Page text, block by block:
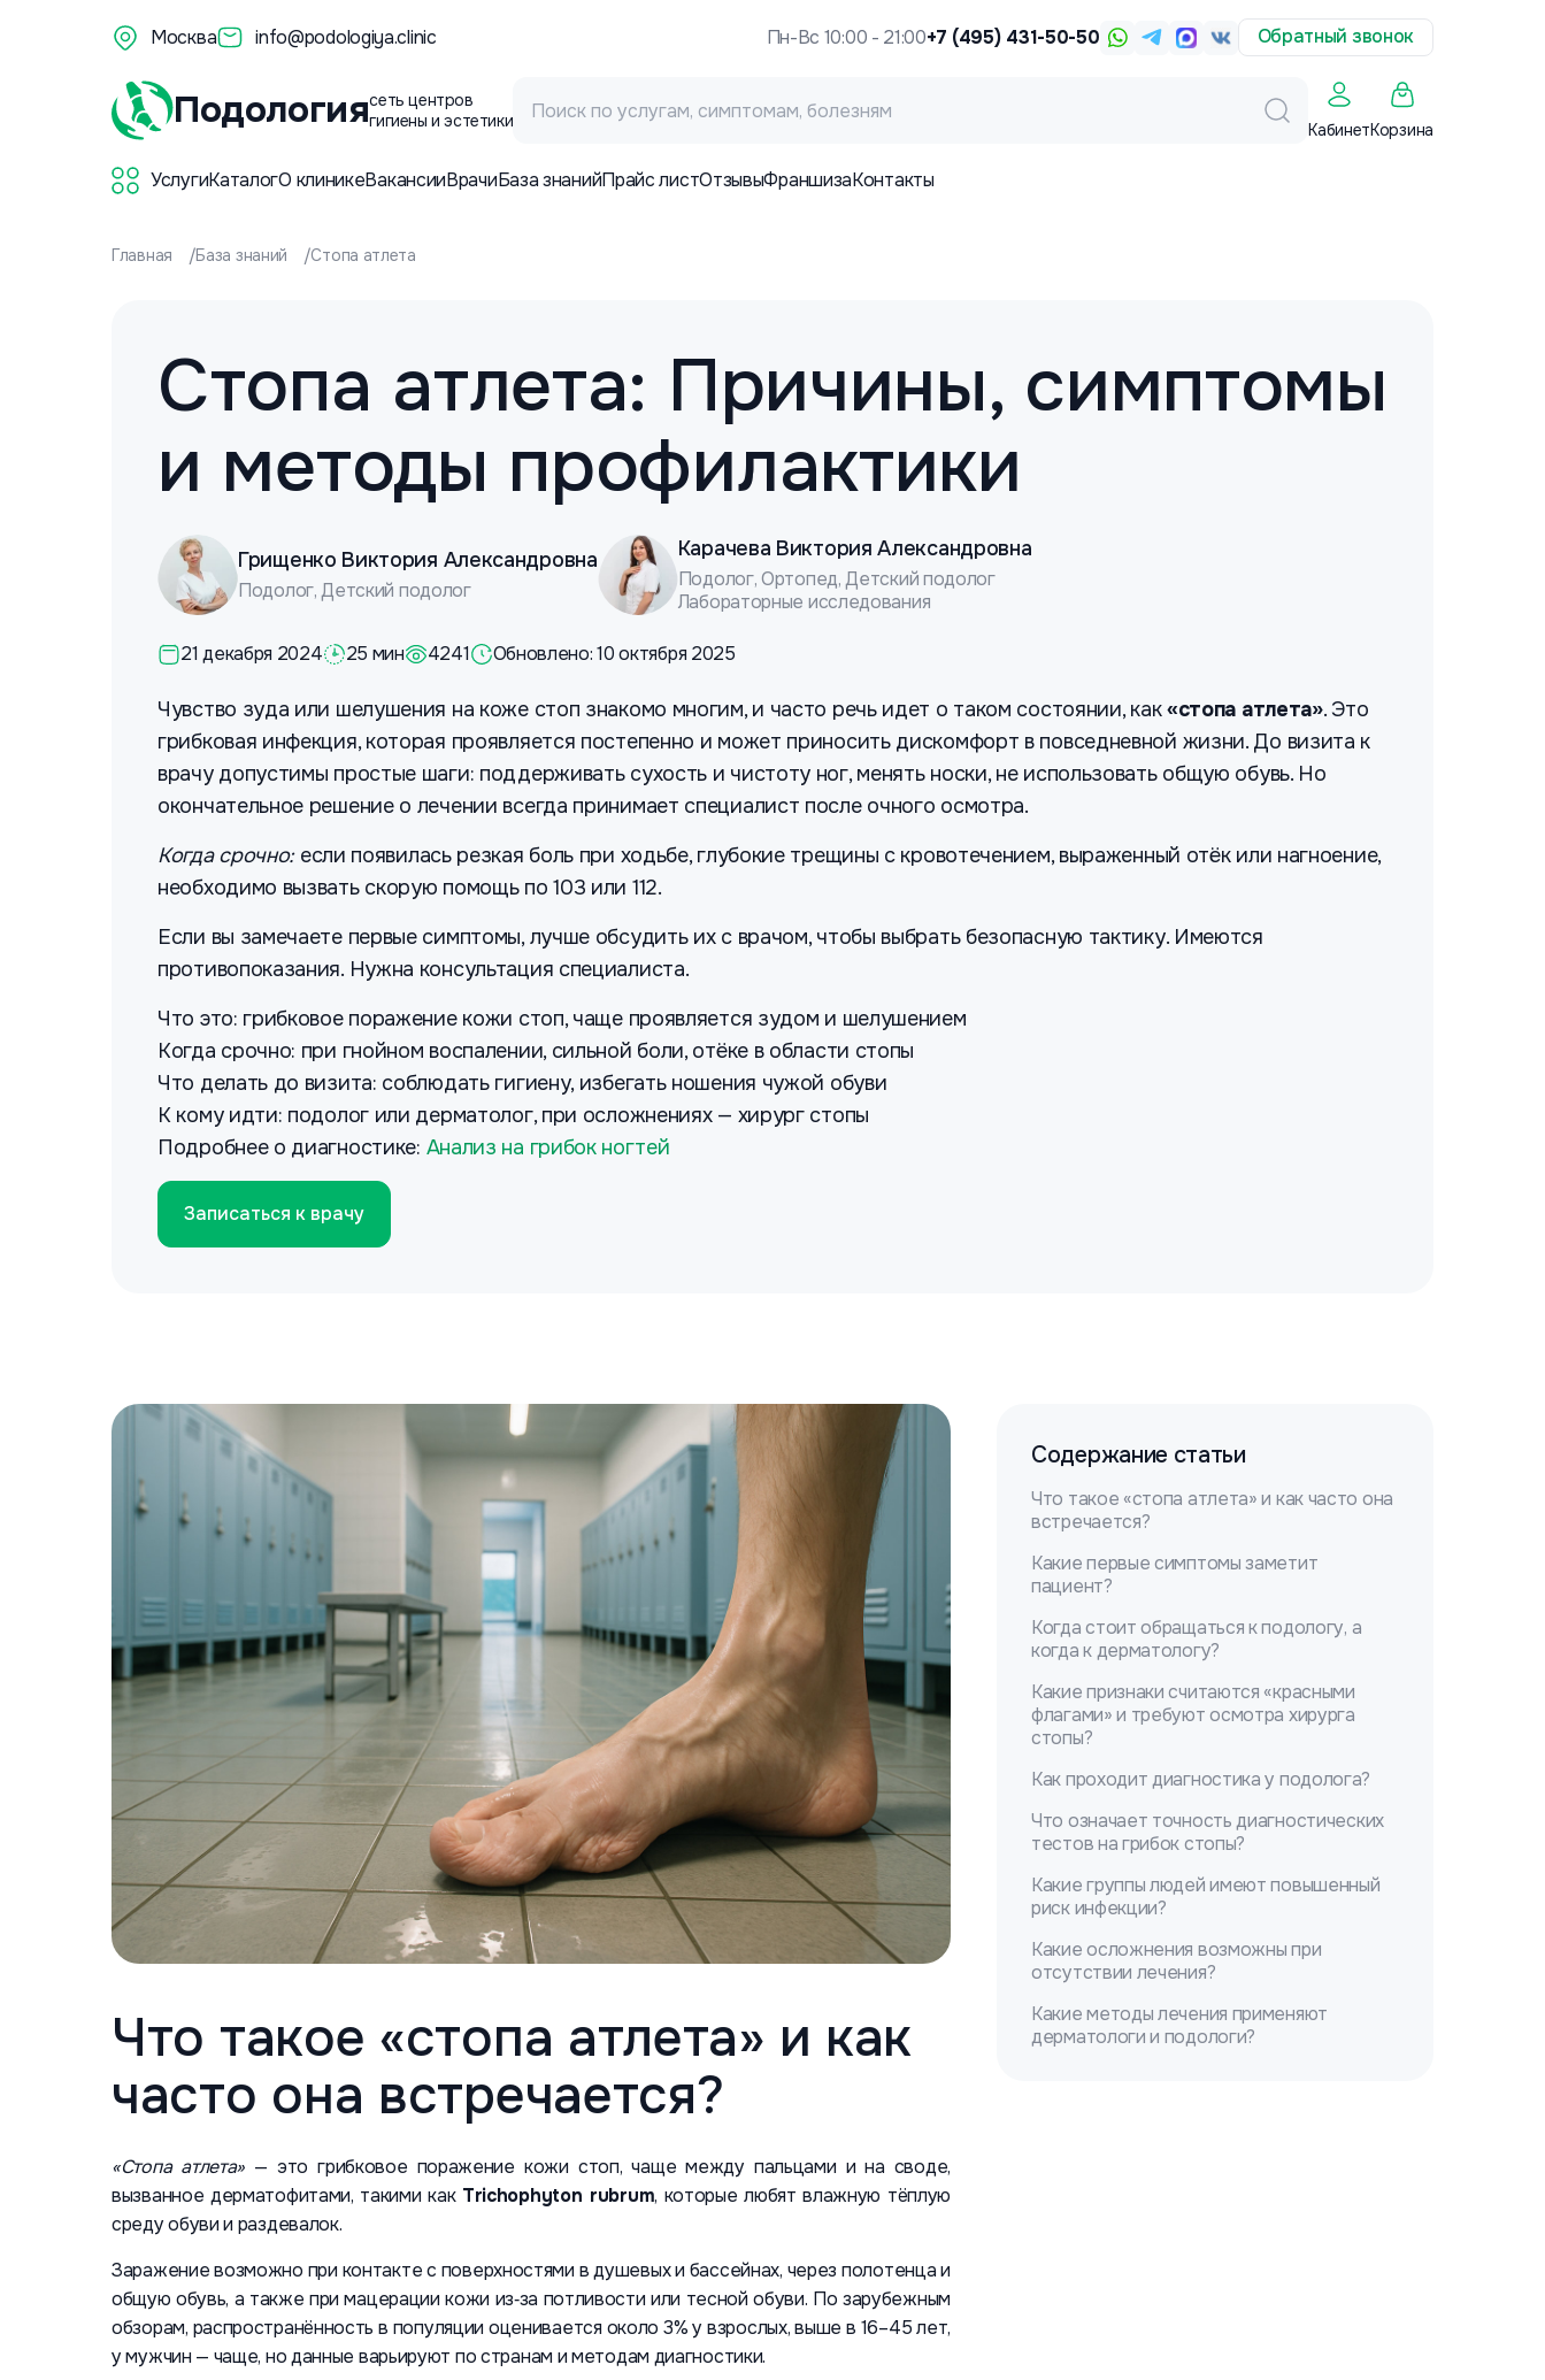
Москва info@podologiya.clinic Пн-Вс 10:00 - 21:00+7 (495) 431-50-50 Обратный звонок
Подологиясеть центров
гигиены и эстетики
КабинетКорзина
УслугиКаталогО клиникеВакансииВрачиБаза знанийПрайс листОтзывыФраншизаКонтакты
Главная База знаний Стопа атлета
Стопа атлета: Причины, симптомы
и методы профилактики
Грищенко Виктория Александровна
Подолог, Детский подолог
Карачева Виктория Александровна
Подолог, Ортопед, Детский подолог
Лабораторные исследования
21 декабря 2024 25 мин 4241 Обновлено: 10 октября 2025
Чувство зуда или шелушения на коже стоп знакомо многим, и часто речь идет о таком состоянии, как«стопа атлета». Это
грибковая инфекция, которая проявляется постепенно и может приносить дискомфорт в повседневной жизни. До визита к
врачу допустимы простые шаги: поддерживать сухость и чистоту ног, менять носки, не использовать общую обувь. Но
окончательное решение о лечении всегда принимает специалист после очного осмотра.
Когда срочно:если появилась резкая боль при ходьбе, глубокие трещины с кровотечением, выраженный отёк или нагноение,
необходимо вызвать скорую помощь по 103 или 112.
Если вы замечаете первые симптомы, лучше обсудить их с врачом, чтобы выбрать безопасную тактику. Имеются
противопоказания. Нужна консультация специалиста.
Что это: грибковое поражение кожи стоп, чаще проявляется зудом и шелушением
Когда срочно: при гнойном воспалении, сильной боли, отёке в области стопы
Что делать до визита: соблюдать гигиену, избегать ношения чужой обуви
К кому идти: подолог или дерматолог, при осложнениях — хирург стопы
Подробнее о диагностике: Анализ на грибок ногтей
Записаться к врачу
Что такое «стопа атлета» и как
часто она встречается?
«Стопа атлета» — это грибковое поражение кожи стоп, чаще между пальцами и на своде,
вызванное дерматофитами, такими как Trichophyton rubrum, которые любят влажную тёплую
среду обуви и раздевалок.
Заражение возможно при контакте с поверхностями в душевых и бассейнах, через полотенца и
общую обувь, а также при мацерации кожи из‑за потливости или тесной обуви. По зарубежным
обзорам, распространённость в популяции оценивается около 3% у взрослых, выше в 16–45 лет,
у мужчин — чаще, но данные варьируют по странам и методам диагностики.
Содержание статьи
Что такое «стопа атлета» и как часто она
встречается?
Какие первые симптомы заметит
пациент?
Когда стоит обращаться к подологу, а
когда к дерматологу?
Какие признаки считаются «красными
флагами» и требуют осмотра хирурга
стопы?
Как проходит диагностика у подолога?
Что означает точность диагностических
тестов на грибок стопы?
Какие группы людей имеют повышенный
риск инфекции?
Какие осложнения возможны при
отсутствии лечения?
Какие методы лечения применяют
дерматологи и подологи?